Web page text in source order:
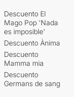
Descuento El
Mago Pop 'Nada
es imposible'
Descuento Ànima
Descuento
Mamma mia
Descuento
Germans de sang